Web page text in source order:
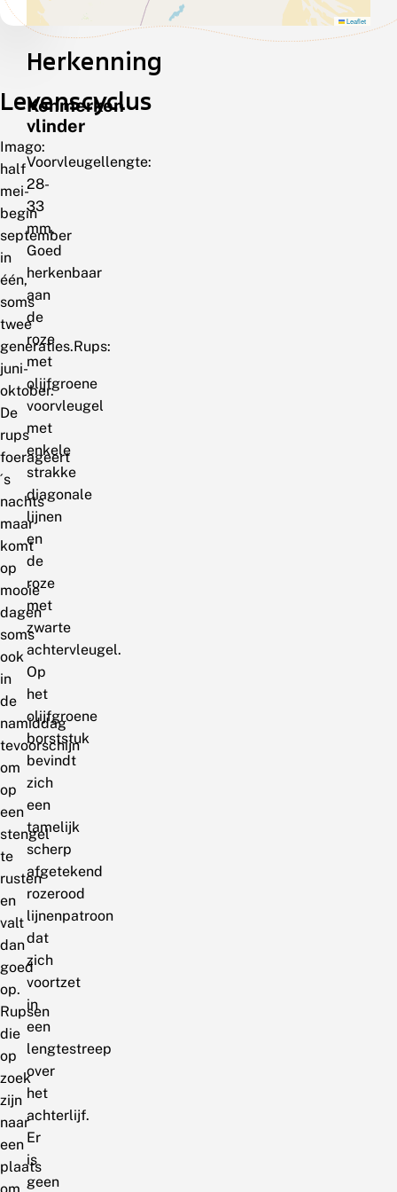
Leaflet
Levenscyclus
Imago:
half
mei-
begin
september
in
één,
soms
twee
generaties.Rups:
juni-
oktober.
De
rups
foerageert
´s
nachts
maar
komt
op
mooie
dagen
soms
ook
in
de
namiddag
tevoorschijn
om
op
een
stengel
te
rusten
en
valt
dan
goed
op.
Rupsen
die
op
zoek
zijn
naar
een
plaats
Herkenning
Kenmerken
vlinder
Voorvleugellengte:
28-
33
mm.
Goed
herkenbaar
aan
de
roze
met
olijfgroene
voorvleugel
met
enkele
strakke
diagonale
lijnen
en
de
roze
met
zwarte
achtervleugel.
Op
het
olijfgroene
borststuk
bevindt
zich
een
tamelijk
scherp
afgetekend
rozerood
lijnenpatroon
dat
zich
voortzet
in
een
lengtestreep
over
het
achterlijf.
Er
is
geen